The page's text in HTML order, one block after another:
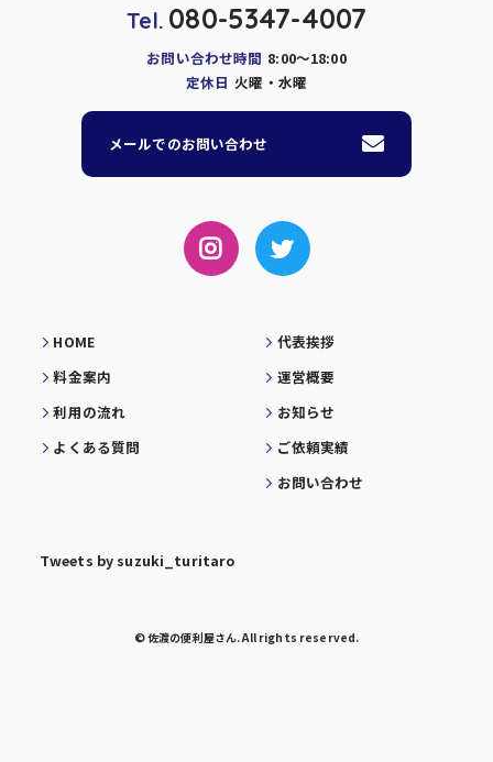
Tel. 080-5347-4007
お問い合わせ時間 8:00～18:00
定休日 火曜・水曜
メールでのお問い合わせ
HOME
料金案内
利用の流れ
よくある質問
代表挨拶
運営概要
お知らせ
ご依頼実績
お問い合わせ
Tweets by suzuki_turitaro
© 佐渡の便利屋さん. All rights reserved.